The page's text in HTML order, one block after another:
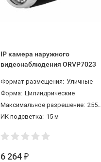
IP камера наружного
видеонаблюдения ORVP7023
Формат размещения: Уличные
Форма: Цилиндрические
Максимальное разрешение: 2550*1440 4 Мп
ИК подсветка: 15 м
6 264 ₽